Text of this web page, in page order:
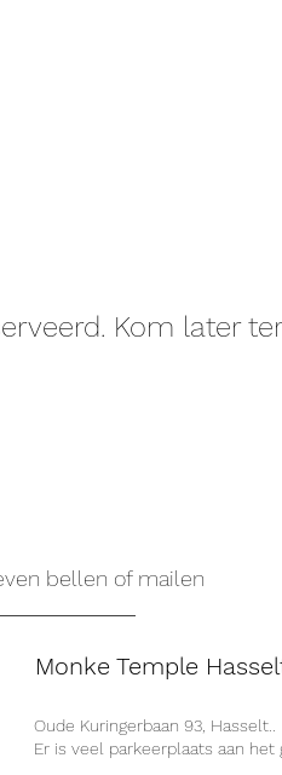
Kom later
bellen of mailen
Monke Temple
Oude Kuringerbaan 93, Hasselt..
Er is veel parkeerplaats aan het